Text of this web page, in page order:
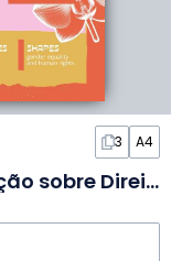
3 A4
Infográfico de Conscientização sobre Direitos Reprodutivos em Slides